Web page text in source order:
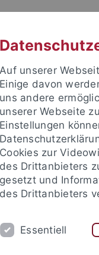
Auf unserer
Einige davon
uns andere
unserer Webseite
Einstellungen
Cookies zur
des Drittanbieters
gesetzt und
des Drittanbieters
Essentiell